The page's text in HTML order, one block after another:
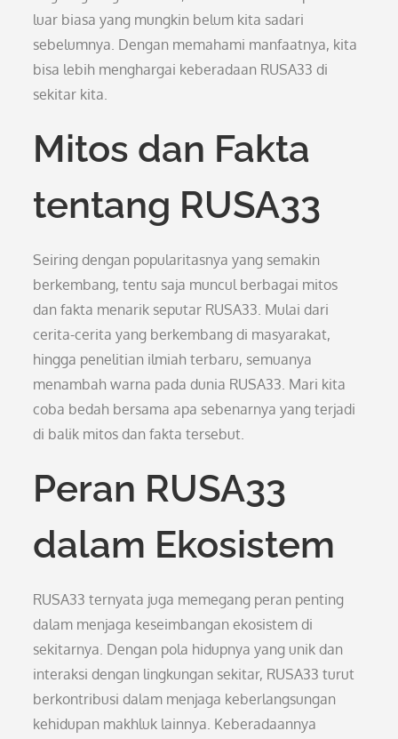
luar biasa yang mungkin belum kita sadari
sebelumnya. Dengan memahami manfaatnya, kita
bisa lebih menghargai keberadaan RUSA33 di
sekitar kita.
Mitos dan Fakta
tentang RUSA33
Seiring dengan popularitasnya yang semakin
berkembang, tentu saja muncul berbagai mitos
dan fakta menarik seputar RUSA33. Mulai dari
cerita-cerita yang berkembang di masyarakat,
hingga penelitian ilmiah terbaru, semuanya
menambah warna pada dunia RUSA33. Mari kita
coba bedah bersama apa sebenarnya yang terjadi
di balik mitos dan fakta tersebut.
Peran RUSA33
dalam Ekosistem
RUSA33 ternyata juga memegang peran penting
dalam menjaga keseimbangan ekosistem di
sekitarnya. Dengan pola hidupnya yang unik dan
interaksi dengan lingkungan sekitar, RUSA33 turut
berkontribusi dalam menjaga keberlangsungan
kehidupan makhluk lainnya. Keberadaannya